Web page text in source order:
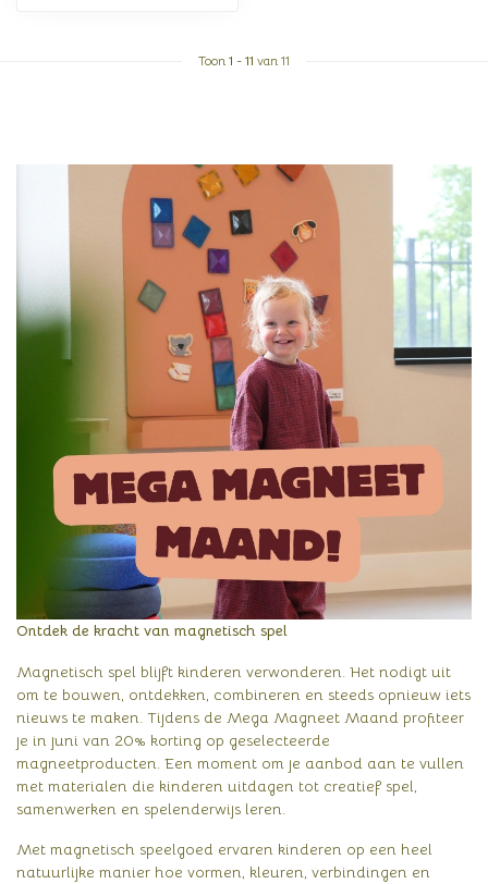
Toon 1 - 11 van 11
Ontdek de kracht van magnetisch spel
Magnetisch spel blijft kinderen verwonderen. Het nodigt uit
om te bouwen, ontdekken, combineren en steeds opnieuw iets
nieuws te maken. Tijdens de Mega Magneet Maand profiteer
je in juni van 20% korting op geselecteerde
magneetproducten. Een moment om je aanbod aan te vullen
met materialen die kinderen uitdagen tot creatief spel,
samenwerken en spelenderwijs leren.
Met magnetisch speelgoed ervaren kinderen op een heel
natuurlijke manier hoe vormen, kleuren, verbindingen en